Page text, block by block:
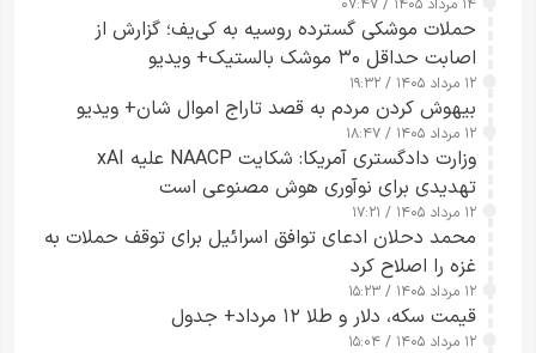
۱۴ مرداد ۱۴۰۵ / ۰۷:۴۷
حملات موشکی گسترده روسیه به کی‌یف؛ گزارش از
اصابت حداقل ۳۰ موشک بالستیک+ ویدیو
۱۲ مرداد ۱۴۰۵ / ۱۹:۳۲
بیهوش کردن مردم به قصد تاراج اموال شان+ ویدیو
۱۲ مرداد ۱۴۰۵ / ۱۸:۴۷
وزارت دادگستری آمریکا: شکایت NAACP علیه xAI
تهدیدی برای نوآوری هوش مصنوعی است
۱۲ مرداد ۱۴۰۵ / ۱۷:۲۱
محمد دحلان ادعای توافق اسرائیل برای توقف حملات به
غزه را اصلاح کرد
۱۲ مرداد ۱۴۰۵ / ۱۵:۲۳
قیمت سکه، دلار و طلا ۱۲ مرداد+ جدول
۱۲ مرداد ۱۴۰۵ / ۱۵:۰۴